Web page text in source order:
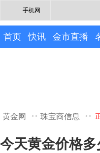
手机网
首页 快讯 金市直播
黄金网 >> 珠宝商信息 >>
今天黄金价格